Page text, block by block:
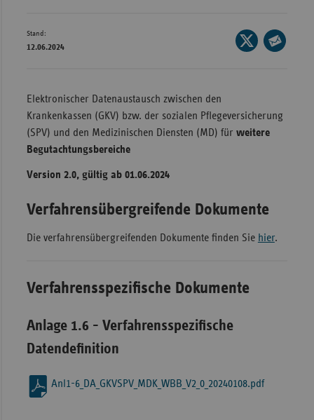
Hessen
Stand:
12.06.2024
Seite
auf
Elektronischer Datenaustausch zwischen den
Krankenkassen (GKV) bzw. der sozialen Pflegeversicherung
(SPV) und den Medizinischen Diensten (MD) für weitere
Begutachtungsbereiche
Version 2.0, gültig ab 01.06.2024
Verfahrensübergreifende Dokumente
Die verfahrensübergreifenden Dokumente finden Sie hier.
Verfahrensspezifische Dokumente
Anlage 1.6 - Verfahrensspezifische
Datendefinition
Anl1-6_DA_GKVSPV_MDK_WBB_V2_0_20240108.pdf